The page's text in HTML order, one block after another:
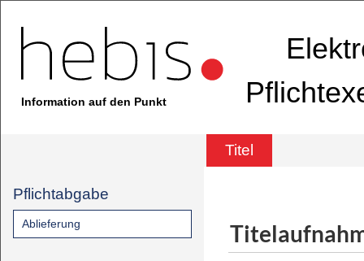
Information auf den Punkt
Titel
Pflichtabgabe
Ablieferung